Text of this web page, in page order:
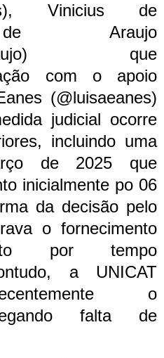
Vinicius de
Araujo
que
com o apoio
(@luisaeanes)
judicial ocorre
incluindo uma
de 2025 que
inicialmente po 06
da decisão pelo
o fornecimento
por tempo
a UNICAT
o
falta de